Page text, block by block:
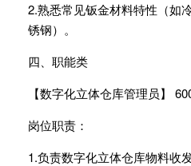
2.熟悉常见钣金材料特性（如
锈钢）。
四、职能类
【数字化立体仓库管理员】
岗位职责：
1.负责数字化立体仓库物料收